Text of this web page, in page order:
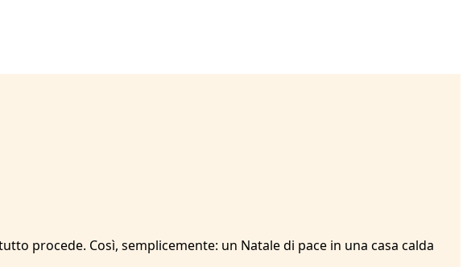
procede. Così, semplicemente: un Natale di pace in una casa calda